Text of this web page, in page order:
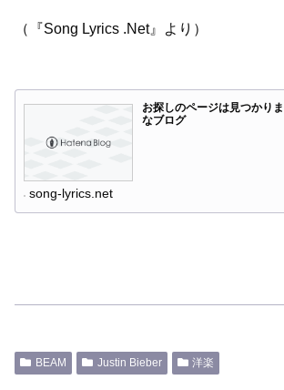
（『Song Lyrics .Net』より）
お探しのページは見つかり
なブログ
song-lyrics.net
BEAM Justin Bieber 洋楽